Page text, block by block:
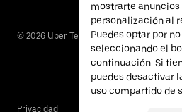
© 2026 Uber Technologies Inc.
Privacidad
mostrarte
personalización al
Puedes optar por
seleccionando el
continuación. Si
puedes desactivar
uso compartido de